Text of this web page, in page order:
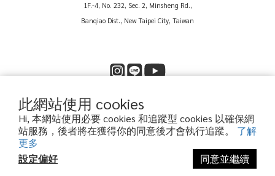
此網站使用 cookies
Hi, 本網站使用必要 cookies 和追蹤型 cookies 以確保網
站服務，後者將在獲得你的同意後才會執行追蹤。 了解
更多
設定偏好
同意並繼續
1F.-4, No. 232, Sec. 2, Minsheng Rd.,
Banqiao Dist., New Taipei City, Taiwan
Copyright© 2025 O83O International Trading Co., Ltd.
歐捌叁歐國際貿易股份有限公司｜60573857